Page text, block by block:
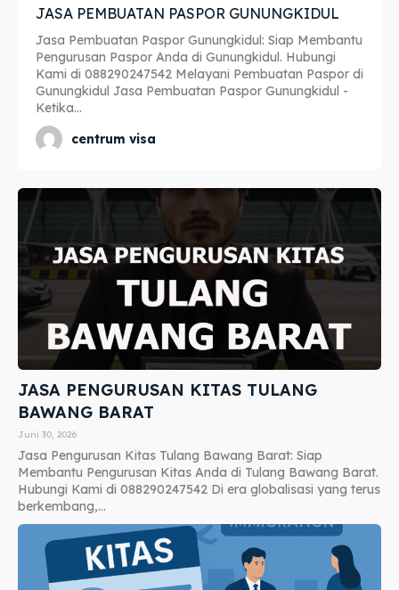
JASA PEMBUATAN PASPOR GUNUNGKIDUL
Jasa Pembuatan Paspor Gunungkidul: Siap Membantu
Pengurusan Paspor Anda di Gunungkidul. Hubungi
Kami di 088290247542 Melayani Pembuatan Paspor di
Gunungkidul Jasa Pembuatan Paspor Gunungkidul -
Ketika...
centrum visa
JASA PENGURUSAN KITAS TULANG
BAWANG BARAT
Juni 30, 2026
Jasa Pengurusan Kitas Tulang Bawang Barat: Siap
Membantu Pengurusan Kitas Anda di Tulang Bawang Barat.
Hubungi Kami di 088290247542 Di era globalisasi yang terus
berkembang,...